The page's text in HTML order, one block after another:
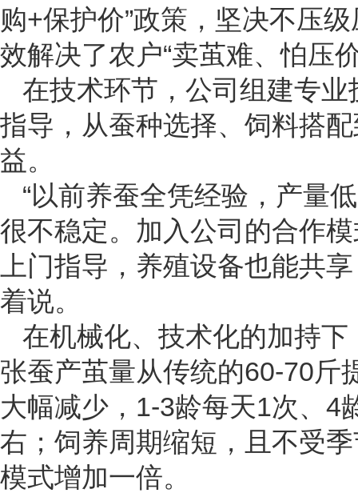
购+保护价”政策，坚决不压
效解决了农户“卖茧难、怕压
在技术环节，公司组建专
指导，从蚕种选择、饲料搭
益。
“以前养蚕全凭经验，产量
很不稳定。加入公司的合作
上门指导，养殖设备也能共
着说。
在机械化、技术化的加持
张蚕产茧量从传统的60-70斤
大幅减少，1-3龄每天1次、4
右；饲养周期缩短，且不受
模式增加一倍。